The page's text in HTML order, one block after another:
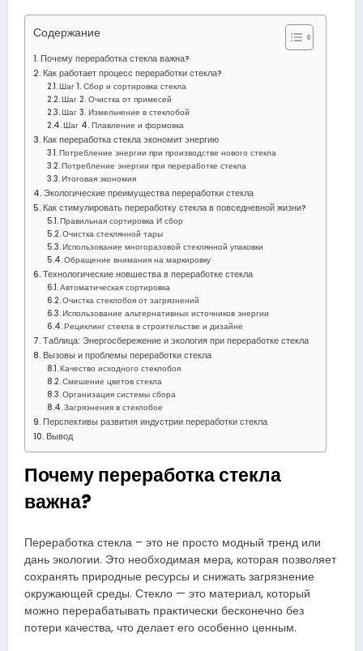
Содержание
Почему переработка стекла важна?
Как работает процесс переработки стекла?
Шаг 1. Сбор и сортировка стекла
Шаг 2. Очистка от примесей
Шаг 3. Измельчение в стеклобой
Шаг 4. Плавление и формовка
Как переработка стекла экономит энергию
Потребление энергии при производстве нового стекла
Потребление энергии при переработке стекла
Итоговая экономия
Экологические преимущества переработки стекла
Как стимулировать переработку стекла в повседневной жизни?
Правильная сортировка И сбор
Очистка стеклянной тары
Использование многоразовой стеклянной упаковки
Обращение внимания на маркировку
Технологические новшества в переработке стекла
Автоматическая сортировка
Очистка стеклобоя от загрязнений
Использование альтернативных источников энергии
Рециклинг стекла в строительстве и дизайне
Таблица: Энергосбережение и экология при переработке стекла
Вызовы и проблемы переработки стекла
Качество исходного стеклобоя
Смешение цветов стекла
Организация системы сбора
Загрязнения в стеклобое
Перспективы развития индустрии переработки стекла
Вывод
Почему переработка стекла
важна?
Переработка стекла – это не просто модный тренд или
дань экологии. Это необходимая мера, которая позволяет
сохранять природные ресурсы и снижать загрязнение
окружающей среды. Стекло — это материал, который
можно перерабатывать практически бесконечно без
потери качества, что делает его особенно ценным.